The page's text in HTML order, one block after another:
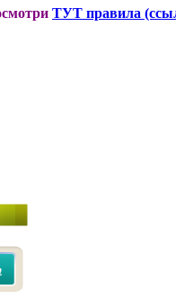
ТУТ правила